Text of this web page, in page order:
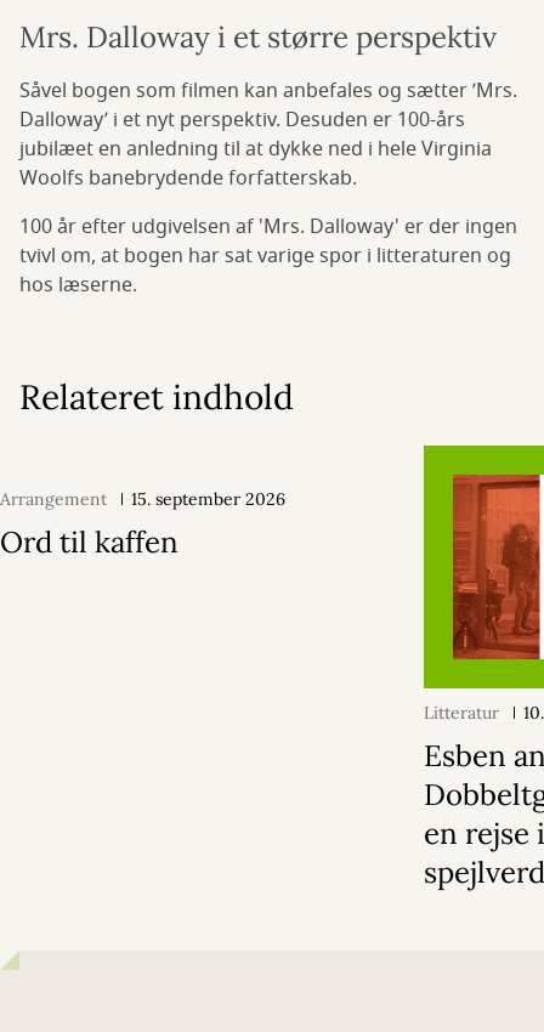
Mrs. Dalloway i et større perspektiv
Såvel bogen som filmen kan anbefales og sætter ’Mrs.
Dalloway’ i et nyt perspektiv. Desuden er 100-års
jubilæet en anledning til at dykke ned i hele Virginia
Woolfs banebrydende forfatterskab.
100 år efter udgivelsen af 'Mrs. Dalloway' er der ingen
tvivl om, at bogen har sat varige spor i litteraturen og
hos læserne.
Relateret indhold
Arrangement 15. september 2026
Ord til kaffen
Litteratur
Esben
en rejse